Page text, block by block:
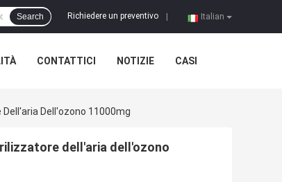
Italian
Richiedere un preventivo
Search
CONTATTICI NOTIZIE CASI
Dell'ozono 11000mg
dell'aria dell'ozono